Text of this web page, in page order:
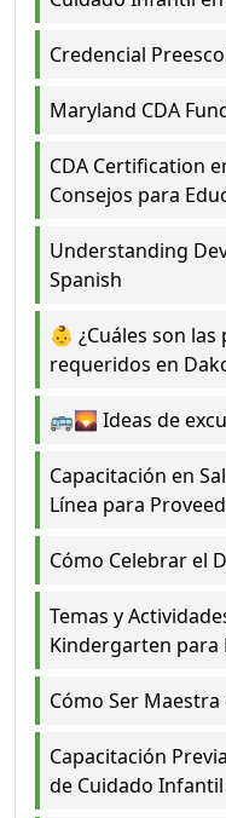
Credencial
Maryland CDA
CDA Certification
Consejos para
Understanding
Spanish
👶 ¿Cuáles son
requeridos en
🚌🌄 Ideas de
Capacitación en
Línea para
Cómo Celebrar el
Temas y
Kindergarten para
Cómo Ser
Capacitación
de Cuidado